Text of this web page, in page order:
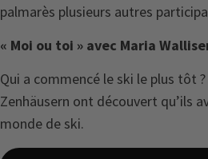
palmarès plusieurs autres
« Moi ou toi » avec Maria
Qui a commencé le ski le plus tôt
Zenhäusern ont découvert qu’ils
monde de ski.